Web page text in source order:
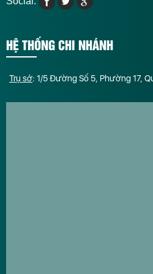
HỆ THỐNG CHI NHÁNH
Trụ sở: 1/5 Đường Số 5, Phường 17,